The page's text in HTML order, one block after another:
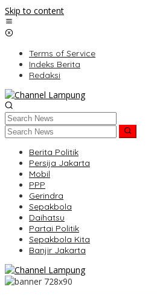
Skip to content
Terms of Service
Indeks Berita
Redaksi
Berita Politik
Persija Jakarta
Mobil
PPP
Gerindra
Sepakbola
Daihatsu
Partai Politik
Sepakbola Kita
Banjir Jakarta